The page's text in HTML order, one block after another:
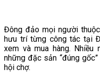
Đông đảo mọi người
hưu trí từng công tác tại
xem và mua hàng.
những đặc sản “đúng
hội chợ.